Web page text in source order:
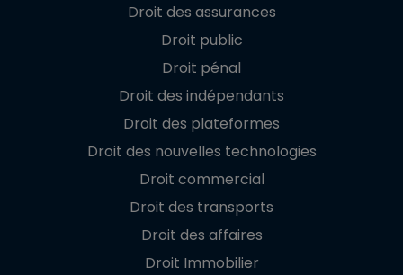
Droit des assurances
Droit public
Droit pénal
Droit des indépendants
Droit des plateformes
Droit des nouvelles technologies
Droit commercial
Droit des transports
Droit des affaires
Droit Immobilier